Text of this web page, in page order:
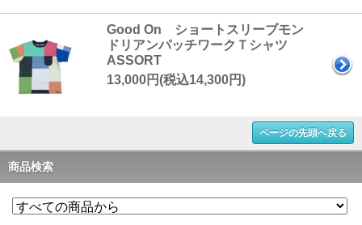
Good On ショートスリーブモン
ドリアンパッチワークＴシャツ
ASSORT
13,000円(税込14,300円)
ページの先頭へ戻る
商品検索